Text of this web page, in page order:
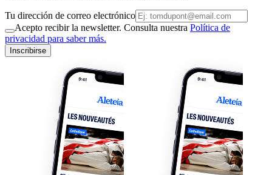
Tu dirección de correo electrónico
Acepto recibir la newsletter. Consulta nuestra Política de
privacidad para saber más.
Inscribirse